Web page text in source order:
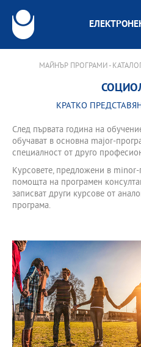
МАЙНЪР ПРОГРАМИ -
КРАТКО
След първата година на
обучават в основна major-
специалност от друго
Курсовете, предложени в
помощта на програмен
записват други курсове от
програма.